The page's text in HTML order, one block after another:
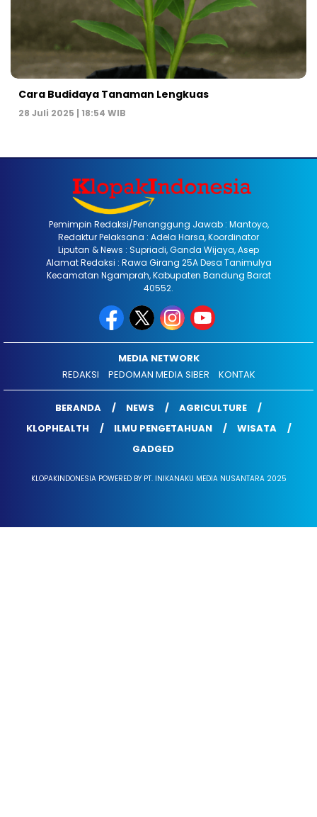
Cara Budidaya Tanaman Lengkuas
28 Juli 2025 | 18:54 WIB
Pemimpin Redaksi/Penanggung Jawab : Mantoyo,
Redaktur Pelaksana : Adela Harsa, Koordinator
Liputan & News : Supriadi, Ganda Wijaya, Asep
Alamat Redaksi : Rawa Girang 25A Desa Tanimulya
Kecamatan Ngamprah, Kabupaten Bandung Barat
40552.
MEDIA NETWORK
REDAKSI
PEDOMAN MEDIA SIBER KONTAK
BERANDA NEWS
AGRICULTURE
KLOPHEALTH
ILMU PENGETAHUAN
WISATA
GADGED
KLOPAKINDONESIA POWERED BY PT. INIKANAKU MEDIA NUSANTARA 2025